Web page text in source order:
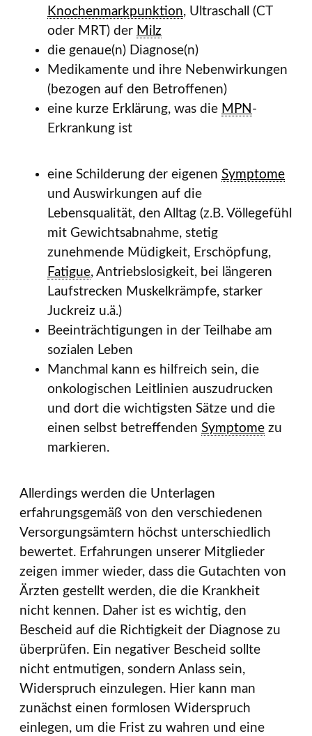
Knochenmarkpunktion, Ultraschall (CT
oder MRT) der Milz
die genaue(n) Diagnose(n)
Medikamente und ihre Nebenwirkungen
(bezogen auf den Betroffenen)
eine kurze Erklärung, was die MPN -
Erkrankung ist
eine Schilderung der eigenen Symptome
und Auswirkungen auf die
Lebensqualität, den Alltag (z.B. Völlegefühl
mit Gewichtsabnahme, stetig
zunehmende Müdigkeit, Erschöpfung,
Fatigue, Antriebslosigkeit, bei längeren
Laufstrecken Muskelkrämpfe, starker
Juckreiz u.ä.)
Beeinträchtigungen in der Teilhabe am
sozialen Leben
Manchmal kann es hilfreich sein, die
onkologischen Leitlinien auszudrucken
und dort die wichtigsten Sätze und die
einen selbst betreffenden Symptome zu
markieren.
Allerdings werden die Unterlagen
erfahrungsgemäß von den verschiedenen
Versorgungsämtern höchst unterschiedlich
bewertet. Erfahrungen unserer Mitglieder
zeigen immer wieder, dass die Gutachten von
Ärzten gestellt werden, die die Krankheit
nicht kennen. Daher ist es wichtig, den
Bescheid auf die Richtigkeit der Diagnose zu
überprüfen. Ein negativer Bescheid sollte
nicht entmutigen, sondern Anlass sein,
Widerspruch einzulegen. Hier kann man
zunächst einen formlosen Widerspruch
einlegen, um die Frist zu wahren und eine